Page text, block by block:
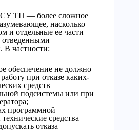
ТП — более сложное
насколько
и отдельные ее части
отведенными
В частности:
обеспечение не должно
при отказе каких-
средств
подсистемы или при
программной
средства
отказа